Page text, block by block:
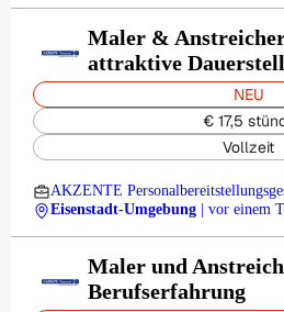
Maler &
attraktive
NEU
€ 17,5
Vollzeit
AKZENTE
Eisenstadt-Umgebung
| vor einem
Maler und
Berufserfahrung